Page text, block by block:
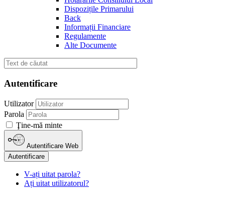
Dispozițile Primarului
Back
Informații Financiare
Regulamente
Alte Documente
Autentificare
Utilizator
Parola
Ţine-mă minte
Autentificare Web
Autentificare
V-ați uitat parola?
Ați uitat utilizatorul?